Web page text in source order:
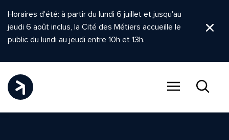
Horaires d'été: à partir du lundi 6 juillet et jusqu'au
jeudi 6 août inclus, la Cité des Métiers accueille le
public du lundi au jeudi entre 10h et 13h.